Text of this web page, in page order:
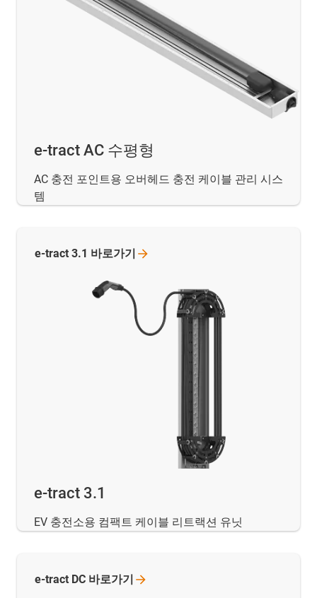
e-tract AC 수평형
AC 충전 포인트용 오버헤드 충전 케이블 관리 시스
템
e-tract 3.1
EV 충전소용 컴팩트 케이블 리트랙션 유닛
e-tract 3.1 바로가기
e-tract DC 바로가기